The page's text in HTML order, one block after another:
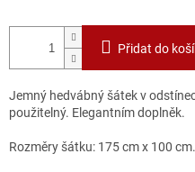
Přidat do
Jemný hedvábný šátek v
použitelný. Elegantním doplněk.
Rozměry šátku: 175 cm x 100 cm.